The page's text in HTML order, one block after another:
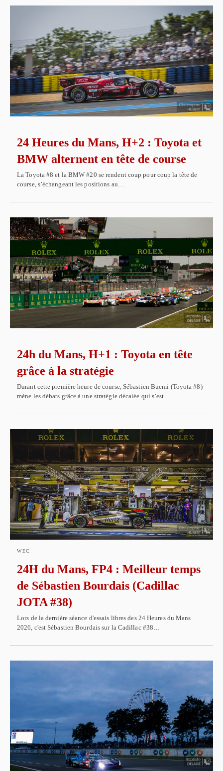
24 Heures du Mans, H+2 : Toyota et
BMW alternent en tête de course
La Toyota #8 et la BMW #20 se rendent coup pour coup la tête de
course, s’échangeant les positions au…
24h du Mans, H+1 : Toyota en tête
grâce à la stratégie
Durant cette première heure de course, Sébastien Buemi (Toyota #8)
mène les débats grâce à une stratégie décalée qui s’est…
WEC
24H du Mans, FP4 : Meilleur temps
de Sébastien Bourdais (Cadillac
JOTA #38)
Lors de la dernière séance d'essais libres des 24 Heures du Mans
2026, c'est Sébastien Bourdais sur la Cadillac #38…